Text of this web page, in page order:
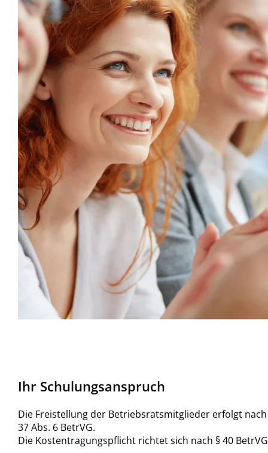
Ihr Schulungsanspruch
Die Freistellung der Betriebsratsmitglieder erfolgt nach
37 Abs. 6 BetrVG.
Die Kostentragungspflicht richtet sich nach § 40